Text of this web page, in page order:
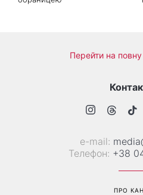
Перейти на
е-mail:
Телефон: +38
ПРО